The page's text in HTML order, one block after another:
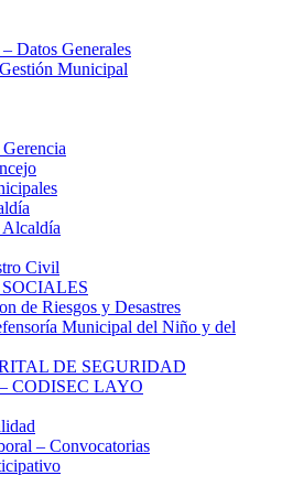
Datos Generales
Municipal
Alcaldía
Civil
de Riesgos y Desastres
Municipal del Niño y del
DE SEGURIDAD
CODISEC LAYO
– Convocatorias